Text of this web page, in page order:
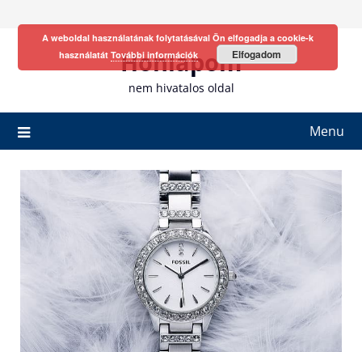
Honlapom
nem hivatalos oldal
Menu
A weboldal használatának folytatásával Ön elfogadja a cookie-k
használatát További információk Elfogadom